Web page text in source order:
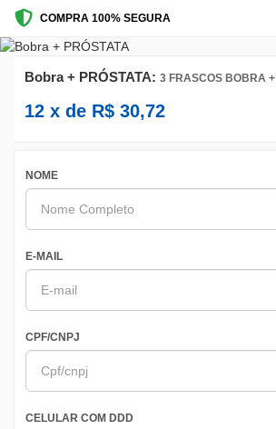
COMPRA 100% SEGURA
Bobra + PRÓSTATA: 3 FRASCOS BOBRA +
12 x de R$ 30,72
NOME
E-MAIL
CPF/CNPJ
CELULAR COM DDD